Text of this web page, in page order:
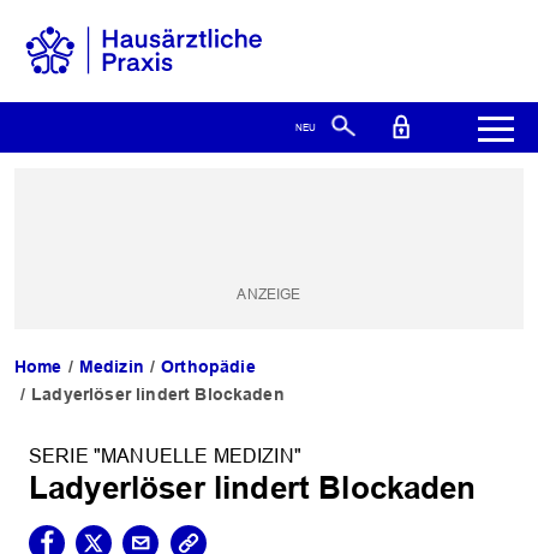
Home Medizin
Orthopädie
Ladyerlöser lindert Blockaden
SERIE "MANUELLE MEDIZIN"
Ladyerlöser lindert Blockaden